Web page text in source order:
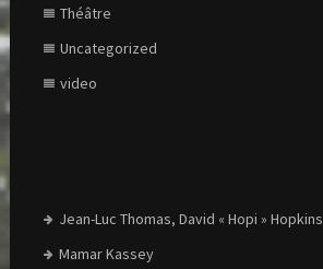
Théâtre
Uncategorized
video
Jean-Luc Thomas, David « Hopi » Hopkins
Mamar Kassey